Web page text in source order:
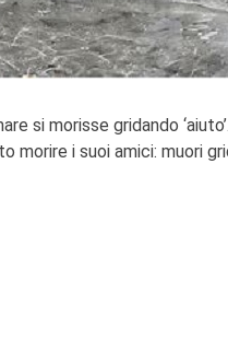
si morisse gridando
morire i suoi amici: muori